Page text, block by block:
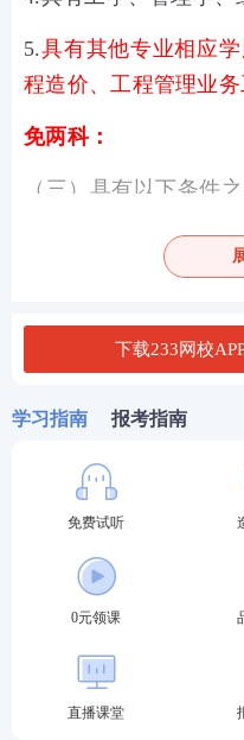
5.具有其他专业相应
程造价、工程管理业
免两科：
（三）具有以下条件
1.已取得公路工程造
2.已取得水运工程造
增项：
已取得造价工程师一
报名参加其他专业科
考试合格后，核发人
的相应专业考试合格
执业专业类别的依据。
↓点击问问Ai报考
下载233网校
学习指南 报考指南
免费试听
0元领课
直播课堂